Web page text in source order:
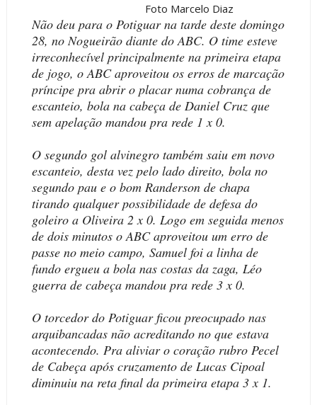
Foto Marcelo Diaz
Não deu para o Potiguar na tarde deste domingo
28, no Nogueirão diante do ABC. O time esteve
irreconhecível principalmente na primeira etapa
de jogo, o ABC aproveitou os erros de marcação
príncipe pra abrir o placar numa cobrança de
escanteio, bola na cabeça de Daniel Cruz que
sem apelação mandou pra rede 1 x 0.
O segundo gol alvinegro também saiu em novo
escanteio, desta vez pelo lado direito, bola no
segundo pau e o bom Randerson de chapa
tirando qualquer possibilidade de defesa do
goleiro a Oliveira 2 x 0. Logo em seguida menos
de dois minutos o ABC aproveitou um erro de
passe no meio campo, Samuel foi a linha de
fundo ergueu a bola nas costas da zaga, Léo
guerra de cabeça mandou pra rede 3 x 0.
O torcedor do Potiguar ficou preocupado nas
arquibancadas não acreditando no que estava
acontecendo. Pra aliviar o coração rubro Pecel
de Cabeça após cruzamento de Lucas Cipoal
diminuiu na reta final da primeira etapa 3 x 1.